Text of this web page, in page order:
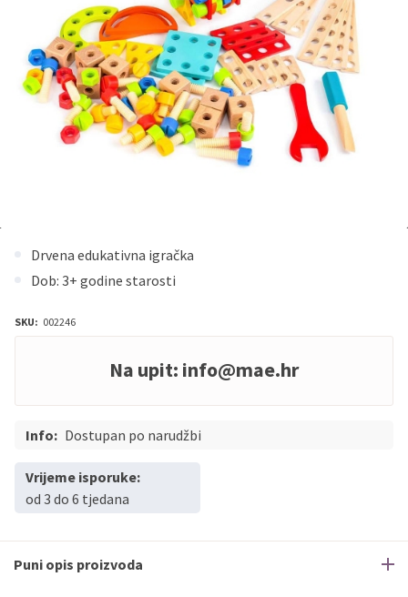
Drvena edukativna igračka
Dob: 3+ godine starosti
SKU: 002246
Na upit: info@mae.hr
Info: Dostupan po narudžbi
Vrijeme isporuke:
od 3 do 6 tjedana
Puni opis proizvoda